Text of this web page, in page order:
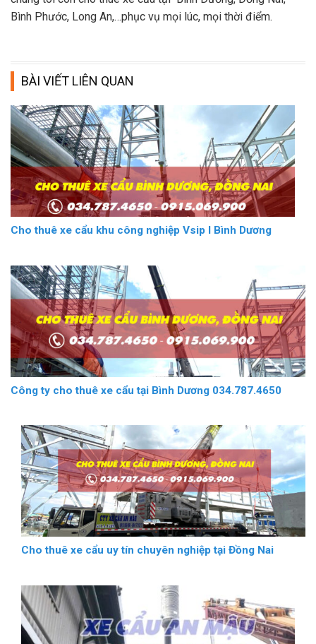
Bình Phước, Long An,…phục vụ mọi lúc, mọi thời điểm.
BÀI VIẾT LIÊN QUAN
Cho thuê xe cẩu khu công nghiệp Vsip I Bình Dương
Công ty cho thuê xe cẩu tại Bình Dương 034.787.4650
Cho thuê xe cẩu uy tín chuyên nghiệp tại Đồng Nai